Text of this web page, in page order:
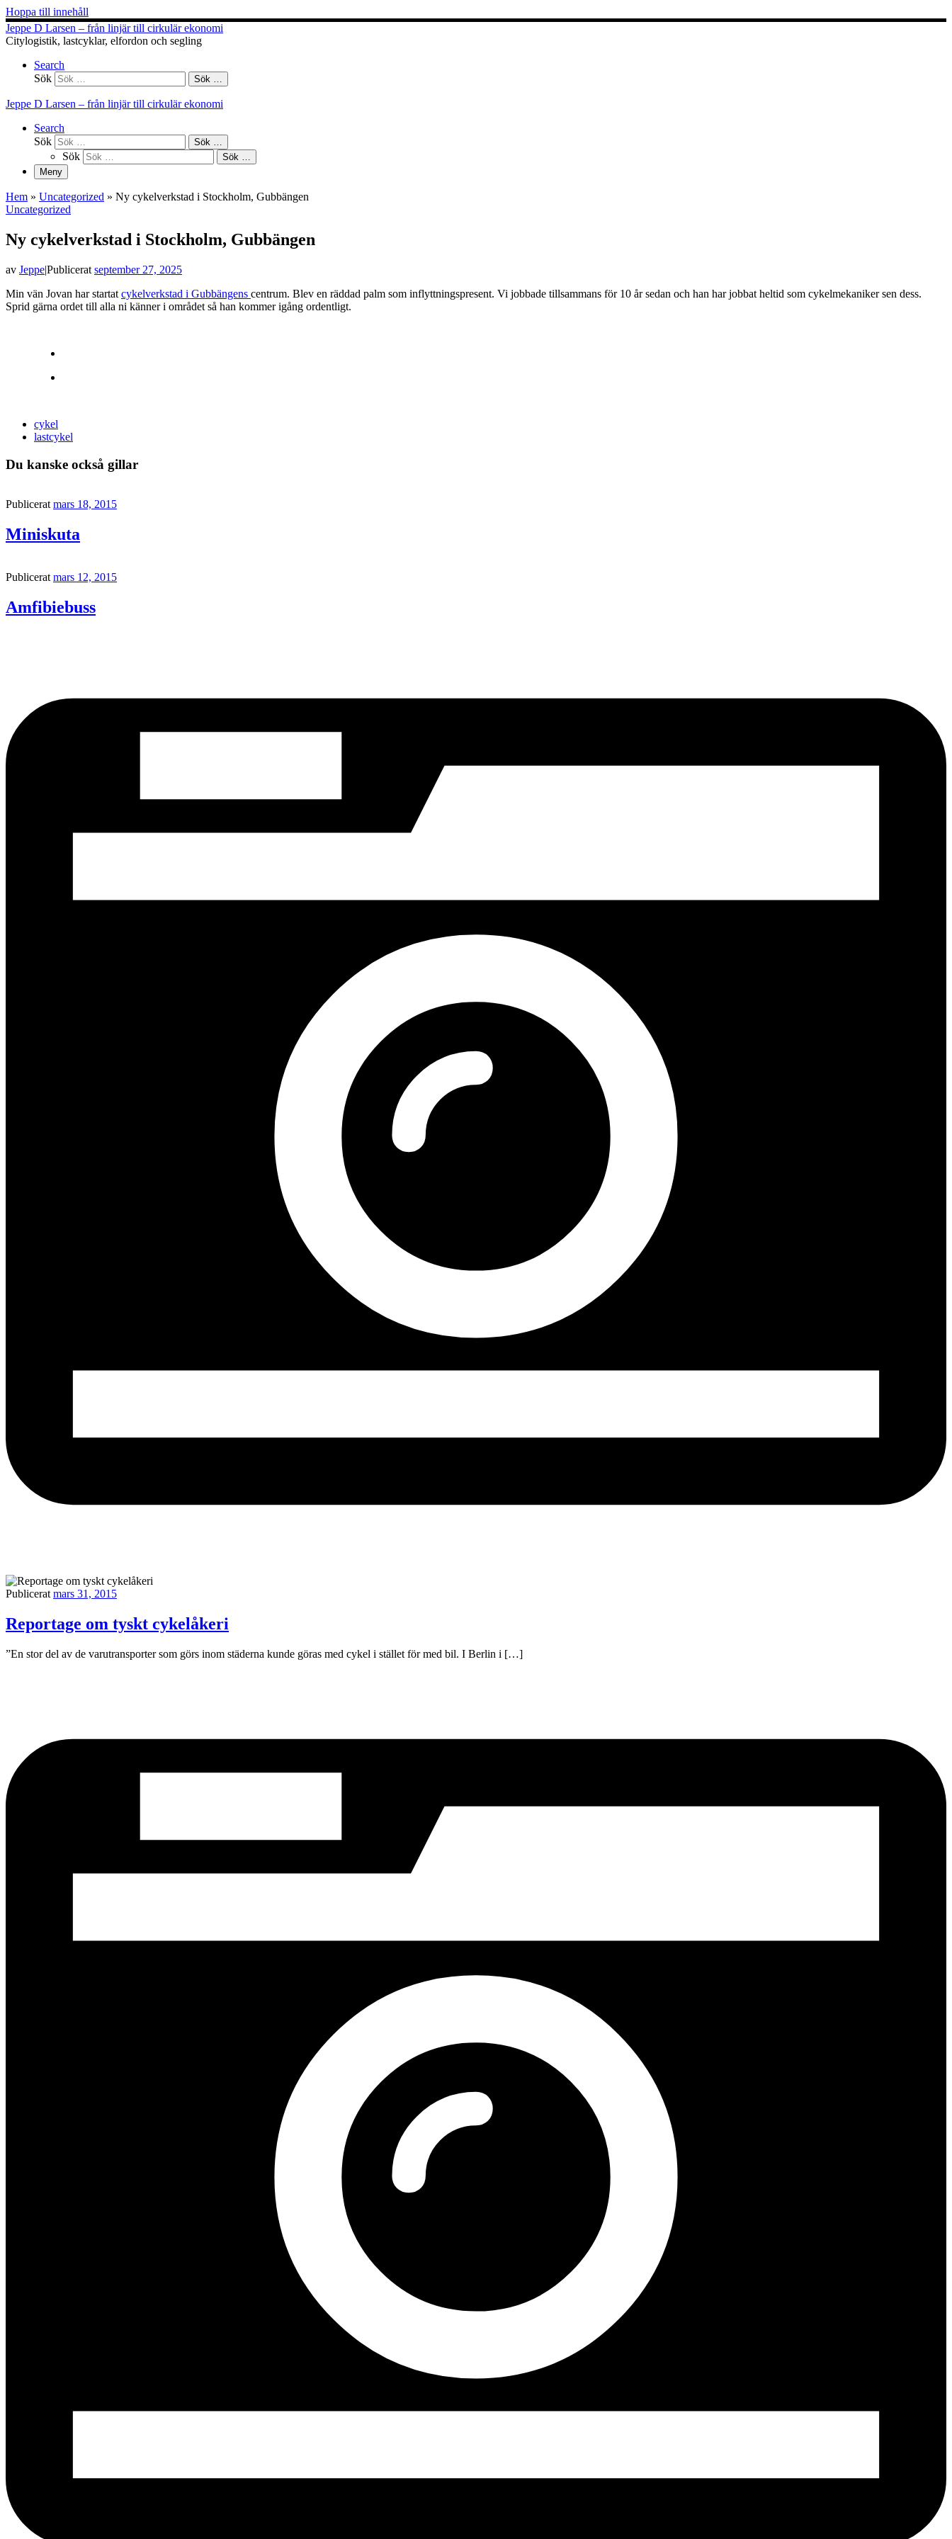
Hoppa till innehåll
Jeppe D Larsen – från linjär till cirkulär ekonomi
Citylogistik, lastcyklar, elfordon och segling
Search
Sök
Sök …
Jeppe D Larsen – från linjär till cirkulär ekonomi
Search
Sök
Sök …
Sök
Sök …
Meny
Hem » Uncategorized » Ny cykelverkstad i Stockholm, Gubbängen
Uncategorized
Ny cykelverkstad i Stockholm, Gubbängen
av Jeppe|Publicerat september 27, 2025
Min vän Jovan har startat cykelverkstad i Gubbängens centrum. Blev en räddad palm som inflyttningspresent. Vi jobbade tillsammans för 10 år sedan och han har jobbat heltid som cykelmekaniker sen dess.
Sprid gärna ordet till alla ni känner i området så han kommer igång ordentligt.
cykel
lastcykel
Du kanske också gillar
Publicerat mars 18, 2015
Miniskuta
Publicerat mars 12, 2015
Amfibiebuss
Publicerat mars 31, 2015
Reportage om tyskt cykelåkeri
”En stor del av de varutransporter som görs inom städerna kunde göras med cykel i stället för med bil. I Berlin i […]